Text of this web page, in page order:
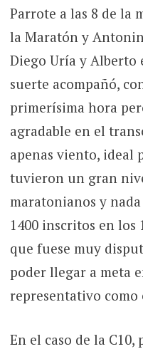
Parrote a las 8 de la
la Maratón y
Diego Uría y Alberto
suerte acompañó,
primerísima hora
agradable en el
apenas viento, ideal
tuvieron un gran
maratonianos y
1400 inscritos en los
que fuese muy
poder llegar a meta
representativo como
En el caso de la